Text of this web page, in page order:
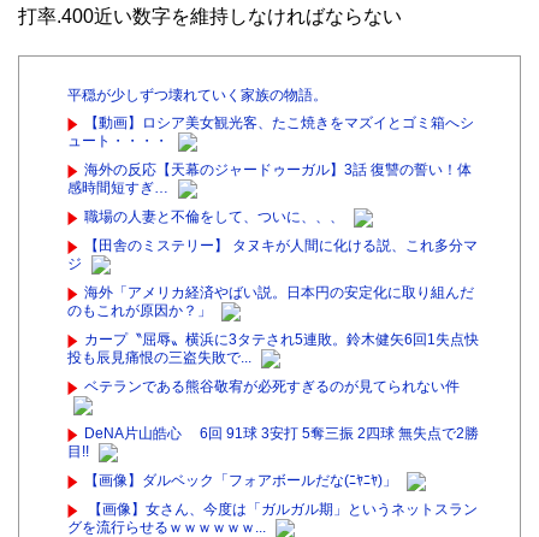
打率.400近い数字を維持しなければならない
平穏が少しずつ壊れていく家族の物語。
【動画】ロシア美女観光客、たこ焼きをマズイとゴミ箱へシ
ュート・・・・
海外の反応【天幕のジャードゥーガル】3話 復讐の誓い！体
感時間短すぎ…
職場の人妻と不倫をして、ついに、、、
【田舎のミステリー】 タヌキが人間に化ける説、これ多分マ
ジ
海外「アメリカ経済やばい説。日本円の安定化に取り組んだ
のもこれが原因か？」
カープ〝屈辱〟横浜に3タテされ5連敗。鈴木健矢6回1失点快
投も辰見痛恨の三盗失敗で...
ベテランである熊谷敬宥が必死すぎるのが見てられない件
DeNA片山皓心 6回 91球 3安打 5奪三振 2四球 無失点で2勝
目!!
【画像】ダルベック「フォアボールだな(ﾆﾔﾆﾔ)」
【画像】女さん、今度は「ガルガル期」というネットスラン
グを流行らせるｗｗｗｗｗｗ...